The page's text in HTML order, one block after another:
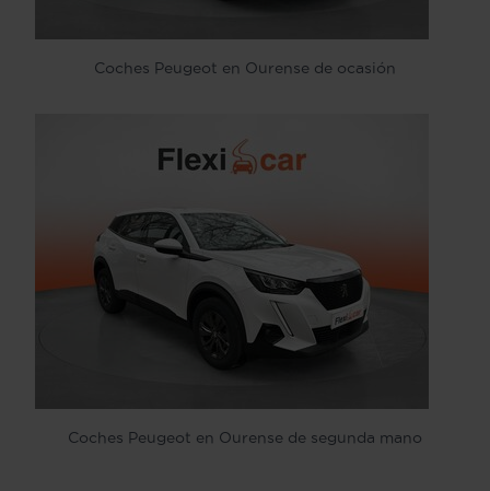
Coches Peugeot en Ourense de ocasión
Coches Peugeot en Ourense de segunda mano